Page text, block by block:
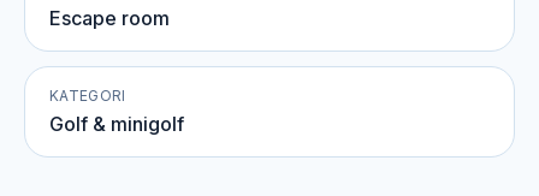
Escape room
KATEGORI
Golf & minigolf